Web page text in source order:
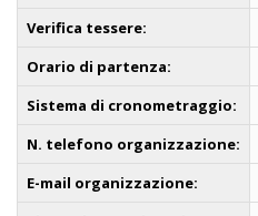
Verifica tessere:
Orario di partenza:
Sistema di cronometraggio:
N. telefono organizzazione:
E-mail organizzazione: